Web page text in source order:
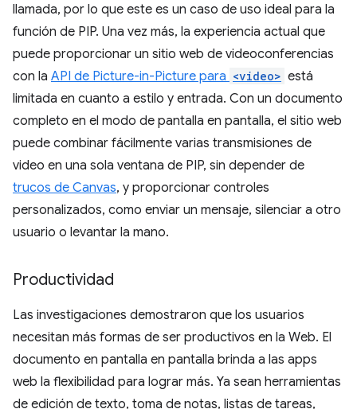
llamada, por lo que este es un caso de uso ideal para la
función de PIP. Una vez más, la experiencia actual que
puede proporcionar un sitio web de videoconferencias
con la API de Picture-in-Picture para <video> está
limitada en cuanto a estilo y entrada. Con un documento
completo en el modo de pantalla en pantalla, el sitio web
puede combinar fácilmente varias transmisiones de
video en una sola ventana de PIP, sin depender de
trucos de Canvas, y proporcionar controles
personalizados, como enviar un mensaje, silenciar a otro
usuario o levantar la mano.
Productividad
Las investigaciones demostraron que los usuarios
necesitan más formas de ser productivos en la Web. El
documento en pantalla en pantalla brinda a las apps
web la flexibilidad para lograr más. Ya sean herramientas
de edición de texto, toma de notas, listas de tareas,